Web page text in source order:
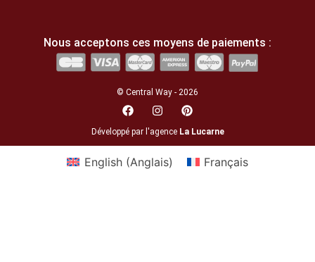
Nous acceptons ces moyens de paiements :
© Central Way - 2026
Développé par l'agence La Lucarne
English(Anglais) Français